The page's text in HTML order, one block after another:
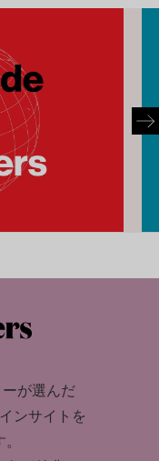
が選んだ
ンサイトを